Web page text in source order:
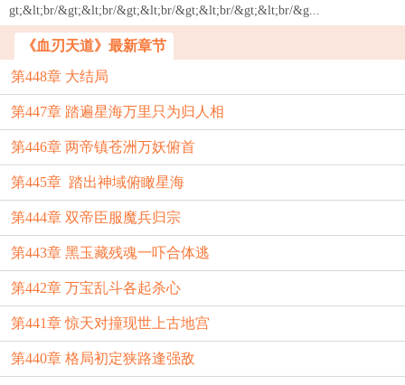
gt;&lt;br/&gt;&lt;br/&gt;&lt;br/&gt;&lt;br/&gt;&lt;br/&g...
《血刃天道》最新章节
第448章 大结局
第447章 踏遍星海万里只为归人相
第446章 两帝镇苍洲万妖俯首
第445章 踏出神域俯瞰星海
第444章 双帝臣服魔兵归宗
第443章 黑玉藏残魂一吓合体逃
第442章 万宝乱斗各起杀心
第441章 惊天对撞现世上古地宫
第440章 格局初定狭路逢强敌